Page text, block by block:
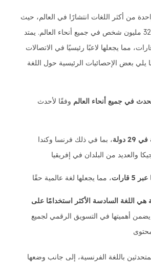
من أكثر اللغات انتشارًا في العالم، حيث
يتحدث بها أكثر من 320 مليون شخص في جميع أنحاء العالم. يمتد
مما يجعلها لاعبًا رئيسيًا في الاتصالات
يلي بعض الإحصائيات الرئيسية حول اللغة
وفقًا لأحدث
دولة
، بما في ذلك فرنسا وكندا
والعديد من البلدان في إفريقيا
عبر 5 قارات ، مما يجعلها لغة عالمية حقًا
هي اللغة السادسة الأكثر استخدامًا على
أهميتها في التسويق الرقمي لجميع
باللغة الفرنسية، إلى جانب وضعها